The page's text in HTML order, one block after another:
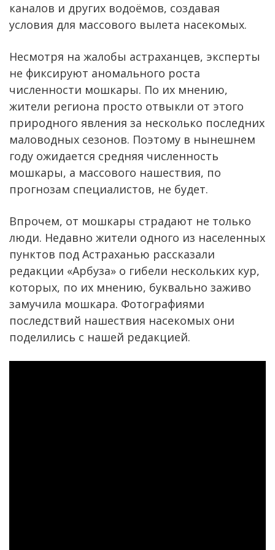
каналов и других водоёмов, создавая
условия для массового вылета насекомых.
Несмотря на жалобы астраханцев, эксперты
не фиксируют аномального роста
численности мошкары. По их мнению,
жители региона просто отвыкли от этого
природного явления за несколько последних
маловодных сезонов. Поэтому в нынешнем
году ожидается средняя численность
мошкары, а массового нашествия, по
прогнозам специалистов, не будет.
Впрочем, от мошкары страдают не только
люди. Недавно жители одного из населенных
пунктов под Астраханью рассказали
редакции «Арбуза» о гибели нескольких кур,
которых, по их мнению, буквально заживо
замучила мошкара. Фотографиями
последствий нашествия насекомых они
поделились с нашей редакцией.